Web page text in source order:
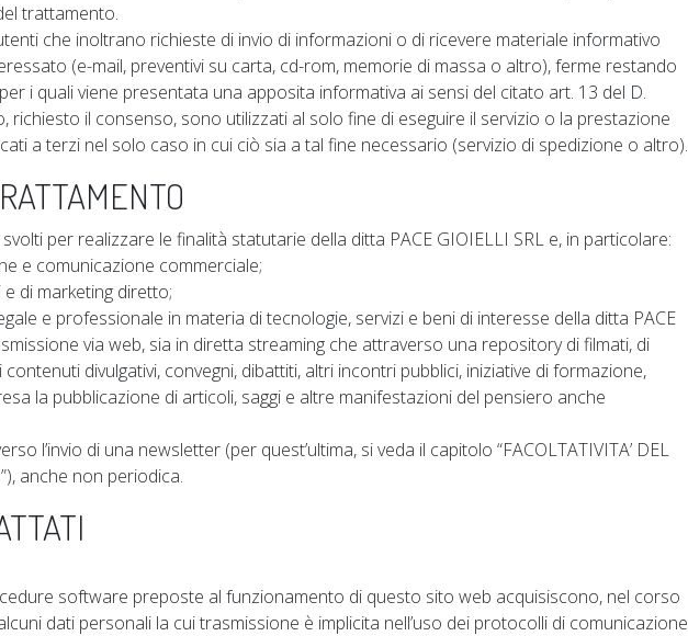
trattamento.
che inoltrano richieste di invio di informazioni o di ricevere materiale informativo
(e-mail, preventivi su carta, cd-rom, memorie di massa o altro), ferme restando
i quali viene presentata una apposita informativa ai sensi del citato art. 13 del D.
richiesto il consenso, sono utilizzati al solo fine di eseguire il servizio o la prestazione
a terzi nel solo caso in cui ciò sia a tal fine necessario (servizio di spedizione o altro).
per realizzare le finalità statutarie della ditta PACE GIOIELLI SRL e, in particolare:
e comunicazione commerciale;
di marketing diretto;
e professionale in materia di tecnologie, servizi e beni di interesse della ditta PACE
via web, sia in diretta streaming che attraverso una repository di filmati, di
divulgativi, convegni, dibattiti, altri incontri pubblici, iniziative di formazione,
la pubblicazione di articoli, saggi e altre manifestazioni del pensiero anche
l’invio di una newsletter (per quest’ultima, si veda il capitolo “FACOLTATIVITA’ DEL
anche non periodica.
software preposte al funzionamento di questo sito web acquisiscono, nel corso
dati personali la cui trasmissione è implicita nell’uso dei protocolli di comunicazione